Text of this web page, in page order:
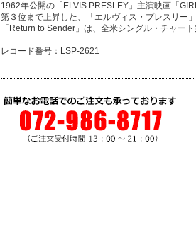
1962年公開の「ELVIS PRESLEY」主演映画「
第３位まで上昇した、「エルヴィス・プレスリー
「Return to Sender」は、全米シングル・チャー
レコード番号：LSP-2621